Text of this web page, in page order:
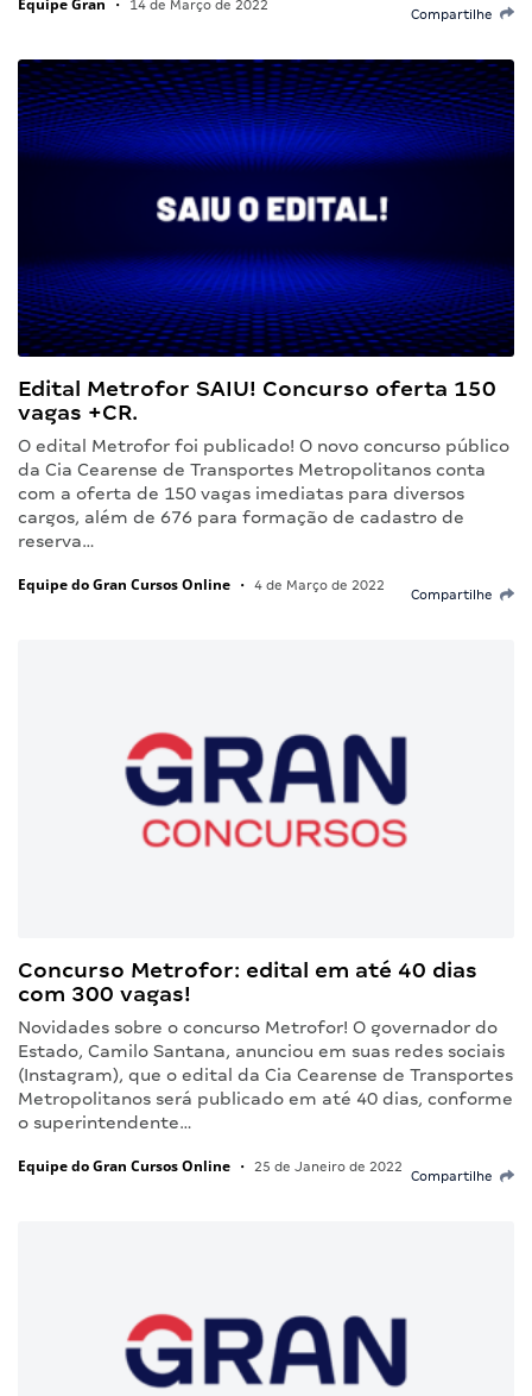
• 14 de Março de 2022
Compartilhe
Edital Metrofor SAIU! Concurso oferta 150
vagas +CR.
O edital Metrofor foi publicado! O novo concurso público
da Cia Cearense de Transportes Metropolitanos conta
com a oferta de 150 vagas imediatas para diversos
cargos, além de 676 para formação de cadastro de
reserva…
Equipe do Gran Cursos Online • 4 de Março de 2022
Compartilhe
Concurso Metrofor: edital em até 40 dias
com 300 vagas!
Novidades sobre o concurso Metrofor! O governador do
Estado, Camilo Santana, anunciou em suas redes sociais
(Instagram), que o edital da Cia Cearense de Transportes
Metropolitanos será publicado em até 40 dias, conforme
o superintendente…
Equipe do Gran Cursos Online • 25 de Janeiro de 2022
Compartilhe